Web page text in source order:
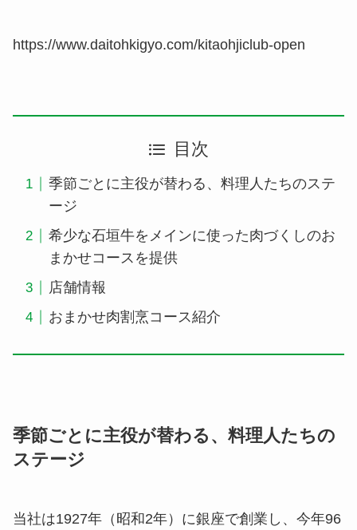
https://www.daitohkigyo.com/kitaohjiclub-open
目次
季節ごとに主役が替わる、料理人たちのステ
ージ
希少な石垣牛をメインに使った肉づくしのお
まかせコースを提供
店舗情報
おまかせ肉割烹コース紹介
季節ごとに主役が替わる、料理人たちの
ステージ
当社は1927年（昭和2年）に銀座で創業し、今年96